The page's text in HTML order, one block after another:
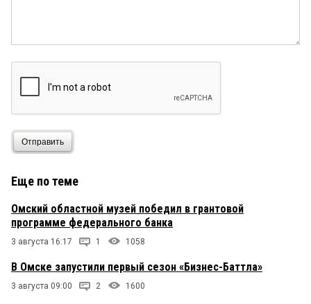
Отправить
Еще по теме
Омский областной музей победил в грантовой
программе федерального банка
3 августа 16:17 1 1058
В Омске запустили первый сезон «Бизнес-Баттла»
3 августа 09:00 2 1600